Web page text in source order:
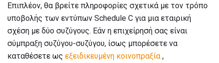
Επιπλέον, θα βρείτε πληροφορίες σχετικά με τον τρόπο
υποβολής των εντύπων Schedule C για μια εταιρική
σχέση με δύο συζύγους. Εάν η επιχείρησή σας είναι
σύμπραξη συζύγου-συζύγου, ίσως μπορέσετε να
καταθέσετε ως εξειδικευμένη κοινοπραξία,